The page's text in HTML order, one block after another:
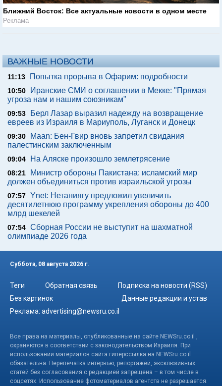
Ближний Восток: Все актуальные новости в одном месте
Реклама
ВАЖНЫЕ НОВОСТИ
11:13 Попытка прорыва в Офарим: подробности
10:50
Иранские СМИ о соглашении в Мекке: "Прямая
угроза нам и нашим союзникам"
09:53
Берл Лазар выразил надежду на возвращение
евреев из Израиля в Мариуполь, Луганск и Донецк
09:30
Maan: Бен-Гвир вновь запретил свидания
палестинским заключенным
09:04 На Аляске произошло землетрясение
08:21
Министр обороны Пакистана: исламский мир
должен объединиться против израильской угрозы
07:57 Ynet: Нетаниягу предложил увеличить
десятилетнюю программу укрепления обороны до 400
млрд шекелей
07:54 Сборная России не выступит на шахматной
олимпиаде 2026 года
Суббота, 08 августа 2026 г.
Теги Обратная связь
Подписка на новости (RSS)
Без картинок
Данные редакции и устав
Реклама: advertising@newsru.co.il
Все права на материалы, опубликованные на сайте NEWSru.co.il ,
охраняются в соответствии с законодательством Израиля. При
использовании материалов сайта гиперссылка на NEWSru.co.il
обязательна. Перепечатка интервью, репортажей, эксклюзивных
статей без согласования с редакцией запрещена – в том числе в
соцсетях. Использование фотоматериалов агентств не разрешается.